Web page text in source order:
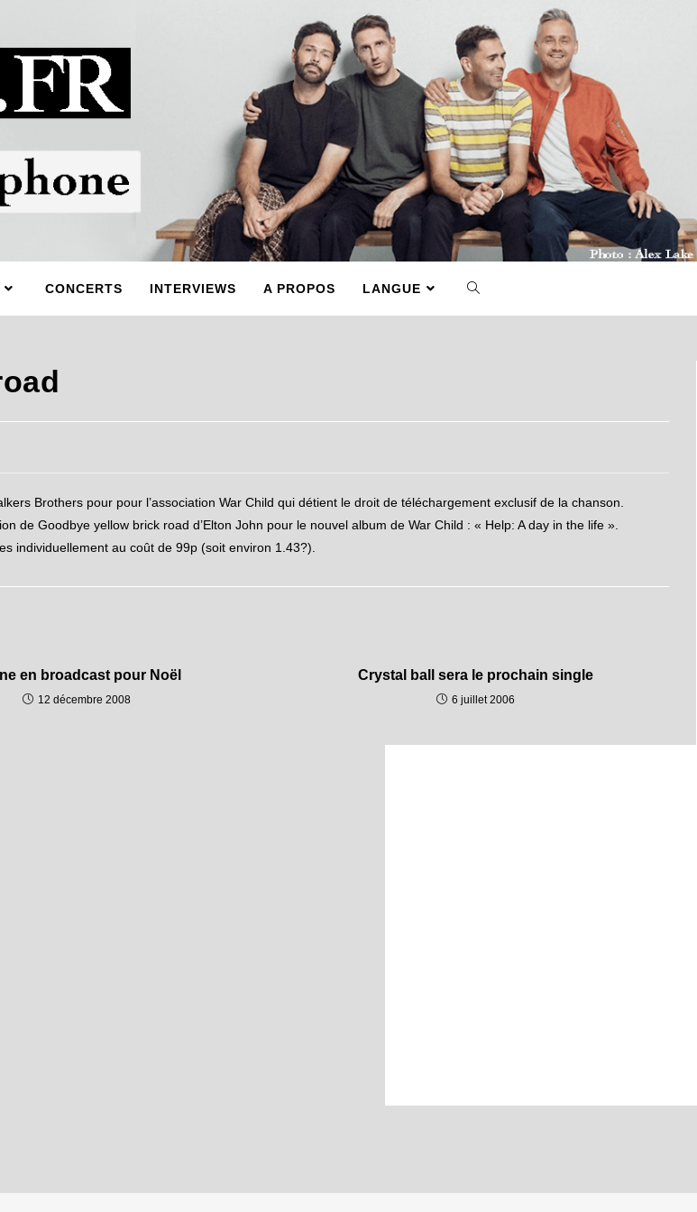
CONCERTS INTERVIEWS A PROPOS LANGUE
Brothers pour pour l’association War Child qui détient le droit de téléchargement exclusif de la chanson.
de Goodbye yellow brick road d’Elton John pour le nouvel album de War Child : « Help: A day in the life ».
individuellement au coût de 99p (soit environ 1.43?).
en broadcast pour Noël
12 décembre 2008
Crystal ball sera le prochain single
6 juillet 2006